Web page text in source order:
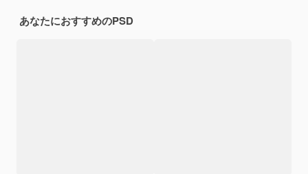
あなたにおすすめのPSD